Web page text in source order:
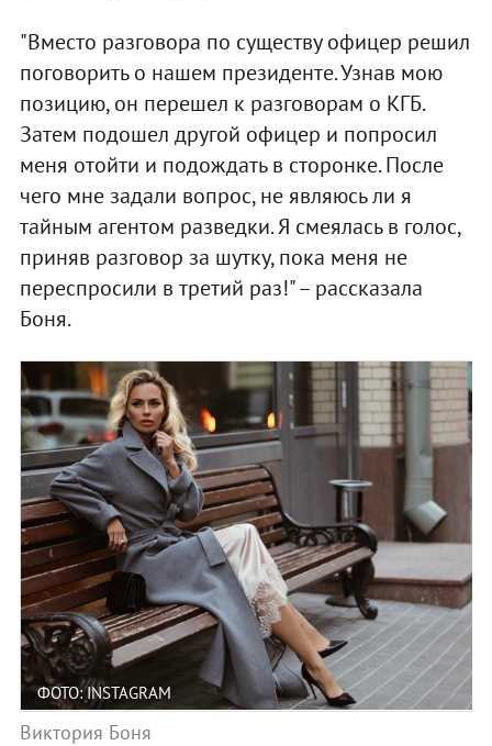
"Вместо разговора по существу офицер решил
поговорить о нашем президенте. Узнав мою
позицию, он перешел к разговорам о КГБ.
Затем подошел другой офицер и попросил
меня отойти и подождать в сторонке. После
чего мне задали вопрос, не являюсь ли я
тайным агентом разведки. Я смеялась в голос,
приняв разговор за шутку, пока меня не
переспросили в третий раз!" – рассказала
Боня.
ФОТО: INSTAGRAM
Виктория Боня